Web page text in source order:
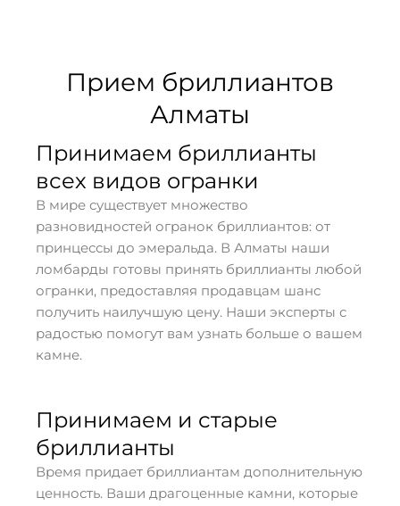
Прием бриллиантов
Алматы
Принимаем бриллианты
всех видов огранки
В мире существует множество
разновидностей огранок бриллиантов: от
принцессы до эмеральда. В Алматы наши
ломбарды готовы принять бриллианты любой
огранки, предоставляя продавцам шанс
получить наилучшую цену. Наши эксперты с
радостью помогут вам узнать больше о вашем
камне.
Принимаем и старые
бриллианты
Время придает бриллиантам дополнительную
ценность. Ваши драгоценные камни, которые